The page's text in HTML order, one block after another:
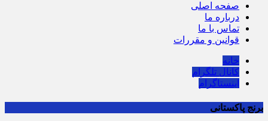
صفحه اصلی
درباره ما
تماس با ما
قوانین و مقررات
خانه
کانال تلگرام
اینستاگرام
برنج پاکستانی